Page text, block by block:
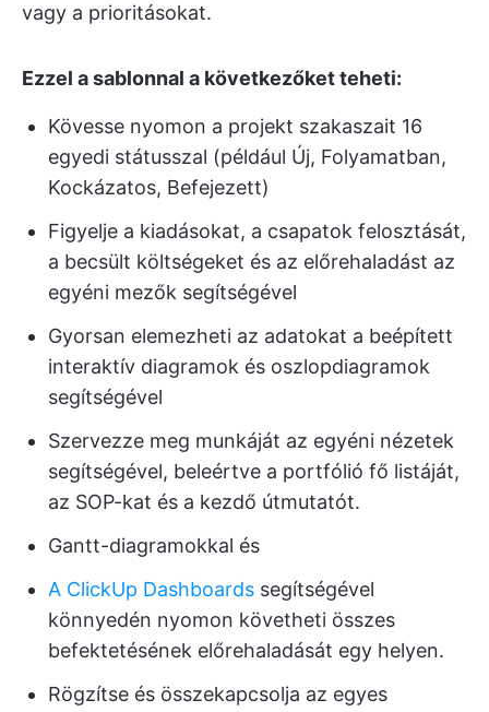
vagy a prioritásokat.
Ezzel a sablonnal a következőket teheti:
Kövesse nyomon a projekt szakaszait 16
egyedi státusszal (például Új, Folyamatban,
Kockázatos, Befejezett)
Figyelje a kiadásokat, a csapatok felosztását,
a becsült költségeket és az előrehaladást az
egyéni mezők segítségével
Gyorsan elemezheti az adatokat a beépített
interaktív diagramok és oszlopdiagramok
segítségével
Szervezze meg munkáját az egyéni nézetek
segítségével, beleértve a portfólió fő listáját,
az SOP-kat és a kezdő útmutatót.
Gantt-diagramokkal és
A ClickUp Dashboards segítségével
könnyedén nyomon követheti összes
befektetésének előrehaladását egy helyen.
Rögzítse és összekapcsolja az egyes